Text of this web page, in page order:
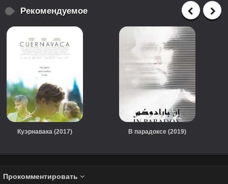
Рекомендуемое
Куэрнавака (2017) В парадоксе (2019)
Прокомментировать